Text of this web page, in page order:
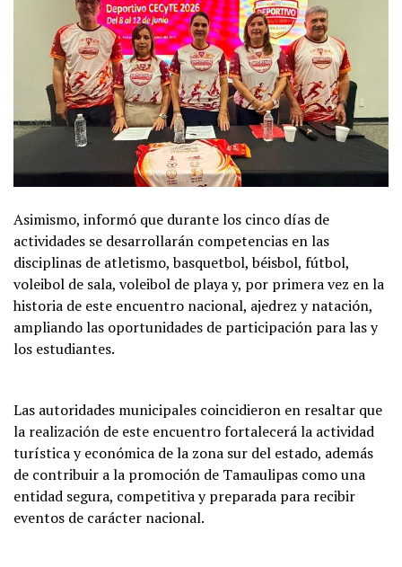
Asimismo, informó que durante los cinco días de
actividades se desarrollarán competencias en las
disciplinas de atletismo, basquetbol, béisbol, fútbol,
voleibol de sala, voleibol de playa y, por primera vez en la
historia de este encuentro nacional, ajedrez y natación,
ampliando las oportunidades de participación para las y
los estudiantes.
Las autoridades municipales coincidieron en resaltar que
la realización de este encuentro fortalecerá la actividad
turística y económica de la zona sur del estado, además
de contribuir a la promoción de Tamaulipas como una
entidad segura, competitiva y preparada para recibir
eventos de carácter nacional.